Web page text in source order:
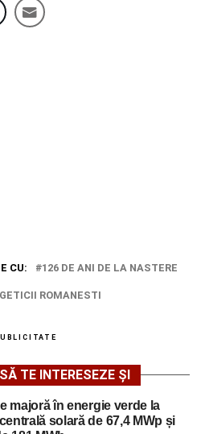
CU:
126 DE ANI DE LA NASTERE
ROMANESTI
TE INTERESEZE ȘI
majoră în energie verde la
solară de 67,4 MWp și